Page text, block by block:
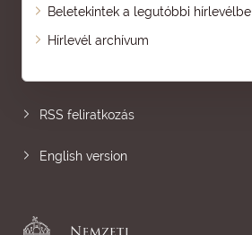
Beletekintek a legutóbbi hírlevélbe
Hírlevél archívum
Oldaltérkép
RSS feliratkozás
English version